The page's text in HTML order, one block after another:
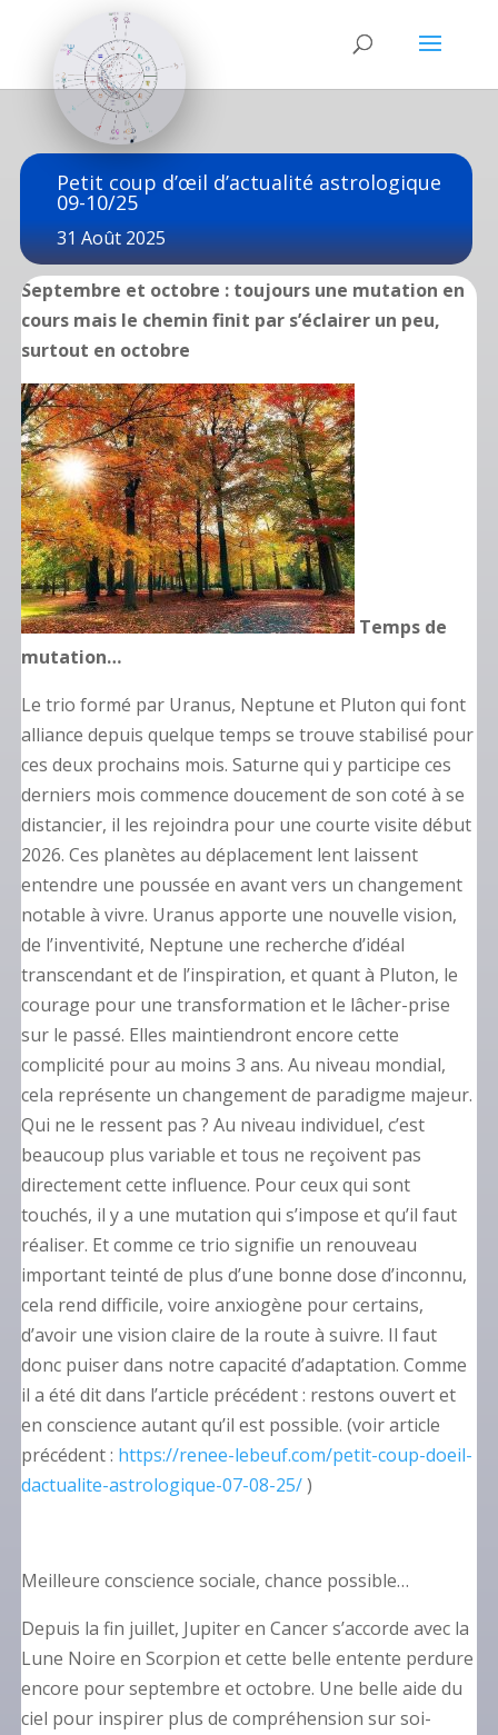
Petit coup d’œil d’actualité astrologique
09-10/25
31 Août 2025
Septembre et octobre : toujours une mutation en
cours mais le chemin finit par s’éclairer un peu,
surtout en octobre
Temps de
mutation…
Le trio formé par Uranus, Neptune et Pluton qui font
alliance depuis quelque temps se trouve stabilisé pour
ces deux prochains mois. Saturne qui y participe ces
derniers mois commence doucement de son coté à se
distancier, il les rejoindra pour une courte visite début
2026. Ces planètes au déplacement lent laissent
entendre une poussée en avant vers un changement
notable à vivre. Uranus apporte une nouvelle vision,
de l’inventivité, Neptune une recherche d’idéal
transcendant et de l’inspiration, et quant à Pluton, le
courage pour une transformation et le lâcher-prise
sur le passé. Elles maintiendront encore cette
complicité pour au moins 3 ans. Au niveau mondial,
cela représente un changement de paradigme majeur.
Qui ne le ressent pas ? Au niveau individuel, c’est
beaucoup plus variable et tous ne reçoivent pas
directement cette influence. Pour ceux qui sont
touchés, il y a une mutation qui s’impose et qu’il faut
réaliser. Et comme ce trio signifie un renouveau
important teinté de plus d’une bonne dose d’inconnu,
cela rend difficile, voire anxiogène pour certains,
d’avoir une vision claire de la route à suivre. Il faut
donc puiser dans notre capacité d’adaptation. Comme
il a été dit dans l’article précédent : restons ouvert et
en conscience autant qu’il est possible. (voir article
précédent : https://renee-lebeuf.com/petit-coup-doeil-
dactualite-astrologique-07-08-25/)
Meilleure conscience sociale, chance possible…
Depuis la fin juillet, Jupiter en Cancer s’accorde avec la
Lune Noire en Scorpion et cette belle entente perdure
encore pour septembre et octobre. Une belle aide du
ciel pour inspirer plus de compréhension sur soi-